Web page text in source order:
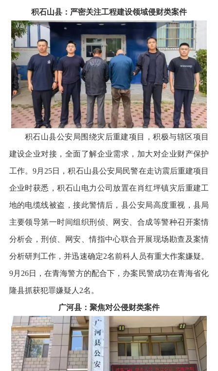
积石山县：严密关注工程建设领域侵财类案件
积石山县公安局围绕灾后重建项目，积极与辖区项目
建设企业对接，全面了解企业需求，加大对企业财产保护
工作。9月25日，积石山县公安局民警在走访震后重建项目
企业时获悉，积石山电力公司放置在肖红坪镇灾后重建工
地的电缆线被盗，接此警情后，县公安局高度重视，县局
主要领导第一时间组织刑侦、网安、合成等警种召开案情
分析会，刑侦、网安、情指中心联合开展现场勘查及案情
分析研判工作，并迅速确定2名前科人员有重大作案嫌疑。
9月26日，在青海警方的配合下，办案民警成功在青海省化
隆县抓获犯罪嫌疑人2名。
广河县：聚焦对公侵财类案件